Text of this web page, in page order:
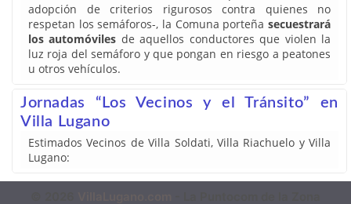
adopción de criterios rigurosos contra quienes no
respetan los semáforos-, la Comuna porteña secuestrará
los automóviles de aquellos conductores que violen la
luz roja del semáforo y que pongan en riesgo a peatones
u otros vehículos.
Jornadas “Los Vecinos y el Tránsito” en
Villa Lugano
Estimados Vecinos de Villa Soldati, Villa Riachuelo y Villa
Lugano: